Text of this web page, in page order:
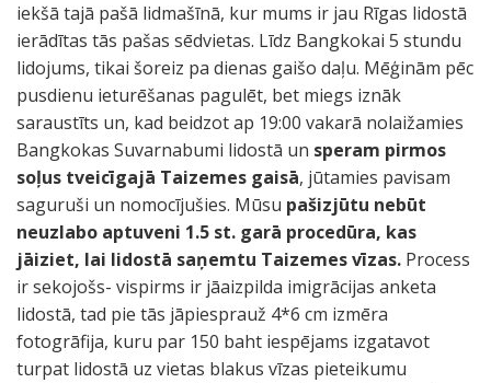
iekšā tajā pašā lidmašīnā, kur mums ir jau Rīgas lidostā
ierādītas tās pašas sēdvietas. Līdz Bangkokai 5 stundu
lidojums, tikai šoreiz pa dienas gaišo daļu. Mēģinām pēc
pusdienu ieturēšanas pagulēt, bet miegs iznāk
saraustīts un, kad beidzot ap 19:00 vakarā nolaižamies
Bangkokas Suvarnabumi lidostā un speram pirmos
soļus tveicīgajā Taizemes gaisā, jūtamies pavisam
saguruši un nomocījušies. Mūsu pašizjūtu nebūt
neuzlabo aptuveni 1.5 st. garā procedūra, kas
jāiziet, lai lidostā saņemtu Taizemes vīzas. Process
ir sekojošs- vispirms ir jāaizpilda imigrācijas anketa
lidostā, tad pie tās jāpiesprauž 4*6 cm izmēra
fotogrāfija, kuru par 150 baht iespējams izgatavot
turpat lidostā uz vietas blakus vīzas pieteikumu